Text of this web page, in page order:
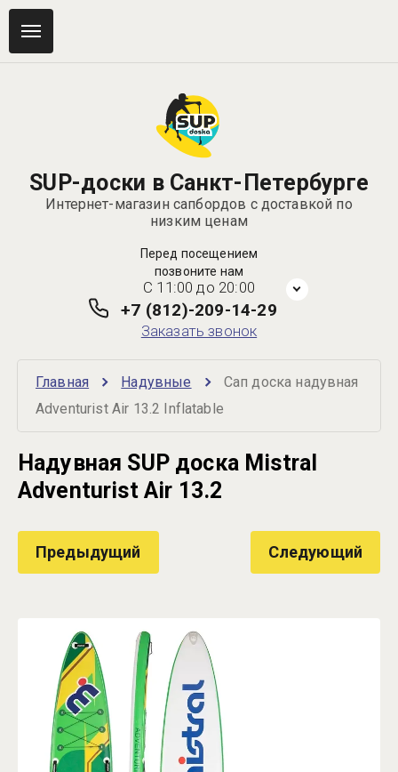
SUP-доски в Санкт-Петербурге
Интернет-магазин сапбордов с доставкой по
низким ценам
Перед посещением
позвоните нам
C 11:00 до 20:00
+7 (812)-209-14-29
Заказать звонок
Главная Надувные
Сап доска надувная
Adventurist Air 13.2 Inflatable
Надувная SUP доска Mistral
Adventurist Air 13.2
Предыдущий Следующий